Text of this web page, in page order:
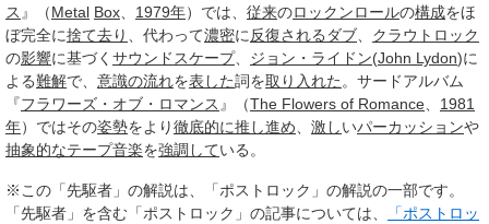
ス 』（Metal Box、 1979年）では、 従来のロックンロールの構成をほ
ぼ完全に捨て去り 、代わって濃密に反復される ダブ、 クラウトロック
の影響に基づく サウンドスケープ、 ジョン・ライドン(John Lydon)に
よる難解で、 意識の流れを表した詞を取り入れた。サードアルバム
『フラワーズ・オブ・ロマンス 』（The Flowers of Romance、 1981
年）ではその姿勢をより徹底的に推し進め、 激しいパーカッションや
抽象的なテープ音楽を強調している。
※この「先駆者」の解説は、「ポストロック」の解説の一部です。
「先駆者」を含む「ポストロック」の記事については、
「ポストロッ